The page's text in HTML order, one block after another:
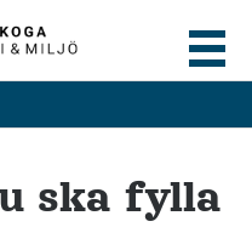
ska fylla